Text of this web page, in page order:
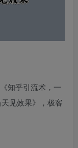
知乎引流术，一
见效果》，极客